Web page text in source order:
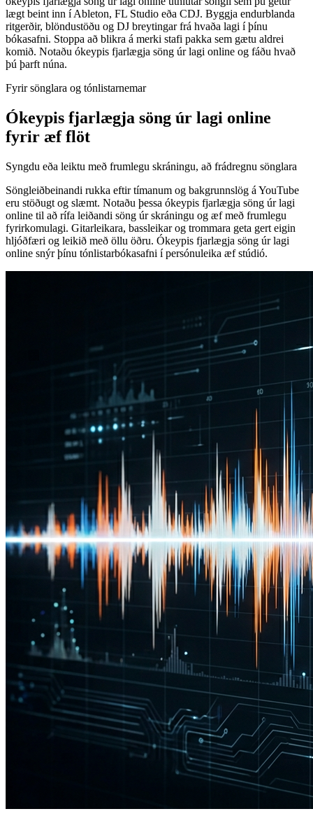
lægt beint inn í Ableton, FL Studio eða CDJ. Byggja endurblanda
ritgerðir, blöndustöðu og DJ breytingar frá hvaða lagi í þínu
bókasafni. Stoppa að blikra á merki stafi pakka sem gætu aldrei
komið. Notaðu ókeypis fjarlægja söng úr lagi online og fáðu hvað
þú þarft núna.
Fyrir sönglara og tónlistarnemar
Ókeypis fjarlægja söng úr lagi online
fyrir æf flöt
Syngdu eða leiktu með frumlegu skráningu, að frádregnu sönglara
Söngleiðbeinandi rukka eftir tímanum og bakgrunnslög á YouTube
eru stöðugt og slæmt. Notaðu þessa ókeypis fjarlægja söng úr lagi
online til að rífa leiðandi söng úr skráningu og æf með frumlegu
fyrirkomulagi. Gitarleikara, bassleikar og trommara geta gert eigin
hljóðfæri og leikið með öllu öðru. Ókeypis fjarlægja söng úr lagi
online snýr þínu tónlistarbókasafni í persónuleika æf stúdió.